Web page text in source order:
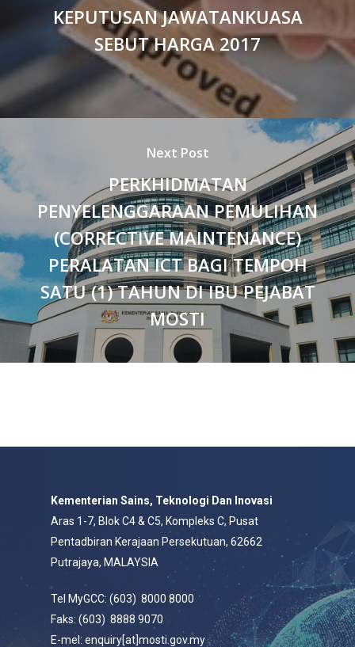
KEPUTUSAN JAWATANKUASA
SEBUT HARGA 2017
Next Post
PERKHIDMATAN
PENYELENGGARAAN PEMULIHAN
(CORRECTIVE MAINTENANCE)
PERALATAN ICT BAGI TEMPOH
SATU (1) TAHUN DI IBU PEJABAT
MOSTI
Kementerian Sains, Teknologi Dan Inovasi
Aras 1-7, Blok C4 & C5, Kompleks C, Pusat
Pentadbiran Kerajaan Persekutuan, 62662
Putrajaya, MALAYSIA
Tel MyGCC: (603) 8000 8000
Faks: (603) 8888 9070
E-mel: enquiry[at]mosti.gov.my